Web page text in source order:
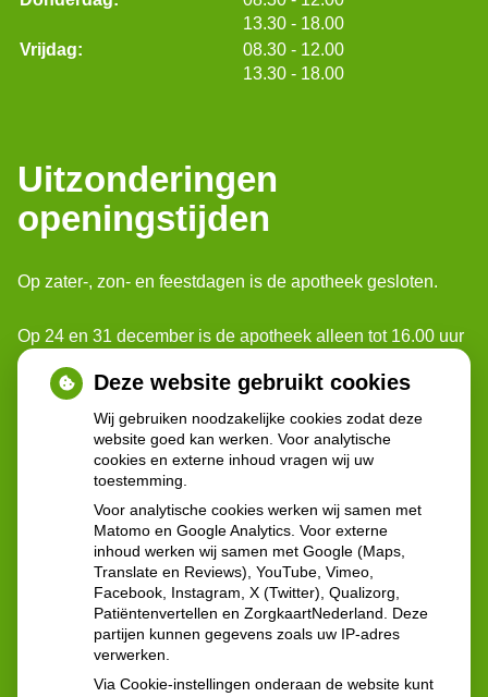
13.30 tot
- 18.00
Vrijdag:
08.30 tot
- 12.00
13.30 tot
- 18.00
Uitzonderingen
openingstijden
Op zater-, zon- en feestdagen is de apotheek gesloten.
Op 24 en 31 december is de apotheek alleen tot 16.00 uur
geopend.
Voor spoedgevallen buiten onze openingstijden, kunt u
terecht bij: Poli-apotheek Reinier de Graaf.
Ze zijn geopend: 24 uur per dag 7 dagen per week
Contactgegevens:
Reinier de Graafweg 5
2625 AD Delft
015 - 212 57 60
Deze website gebruikt cookies
Wij gebruiken noodzakelijke cookies zodat deze
website goed kan werken. Voor analytische
cookies en externe inhoud vragen wij uw
toestemming.
Voor analytische cookies werken wij samen met
Matomo en Google Analytics. Voor externe
inhoud werken wij samen met Google (Maps,
Translate en Reviews), YouTube, Vimeo,
Facebook, Instagram, X (Twitter), Qualizorg,
Patiëntenvertellen en ZorgkaartNederland. Deze
partijen kunnen gegevens zoals uw IP-adres
verwerken.
Via Cookie-instellingen onderaan de website kunt